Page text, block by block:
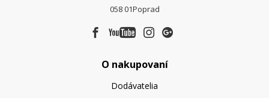
058 01Poprad
O nakupovaní
Dodávatelia